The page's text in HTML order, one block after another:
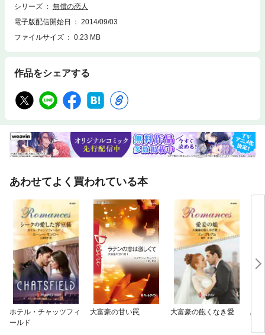
シリーズ
無償の恋人
電子版配信開始日
2014/09/03
ファイルサイズ
0.23 MB
作品をシェアする
あわせてよく買われている本
ホテル・チャッツフィ
ールド
大富豪の甘い罠 大富豪の飽くなき愛 黒